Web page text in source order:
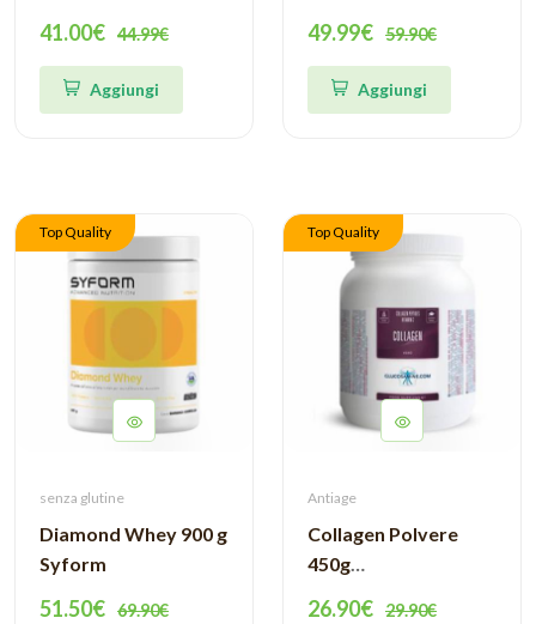
41.00€ 44.99€
Aggiungi
49.99€ 59.90€
Aggiungi
Top Quality
senza glutine
Diamond Whey 900 g
Syform
51.50€ 69.90€
Top Quality
Antiage
Collagen Polvere
450g
26.90€ 29.90€